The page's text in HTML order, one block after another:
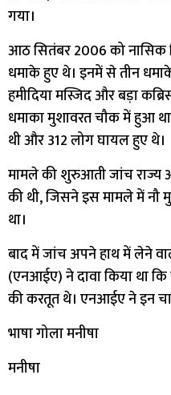
गया।
आठ सितंबर 2006 को
धमाके हुए थे। इनमें से तीन
हमीदिया मस्जिद और बड़ा
धमाका मुशावरत चौक में हुआ
थी और 312 लोग घायल हुए थे।
मामले की शुरुआती जांच राज्य
की थी, जिसने इस मामले में नौ
था।
बाद में जांच अपने हाथ में लेने
(एनआईए) ने दावा किया था
की करतूत थे। एनआईए ने इन
भाषा गोला मनीषा
मनीषा